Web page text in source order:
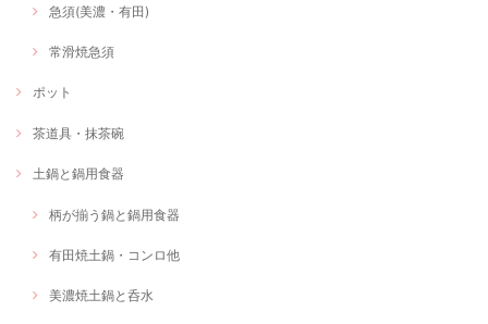
急須(美濃・有田)
常滑焼急須
ポット
茶道具・抹茶碗
土鍋と鍋用食器
柄が揃う鍋と鍋用食器
有田焼土鍋・コンロ他
美濃焼土鍋と呑水